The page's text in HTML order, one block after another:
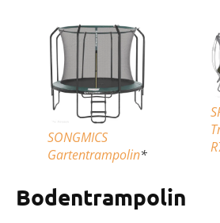
SONGMICS
Gartentrampolin*
Bodentrampolin